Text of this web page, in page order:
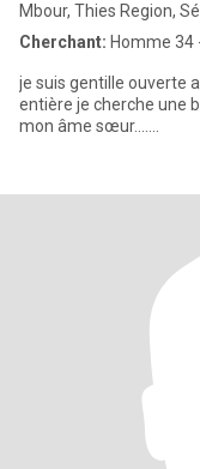
Mbour, Thies Region,
Cherchant: Homme 34
je suis gentille ouverte
entière je cherche une
mon âme sœur.......